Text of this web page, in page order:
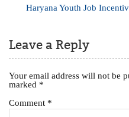
Haryana Youth Job
Leave a Reply
Your email address will not be
marked *
Comment *